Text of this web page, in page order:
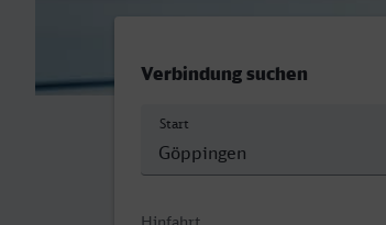
Verbindung suchen
Start
Hinfahrt